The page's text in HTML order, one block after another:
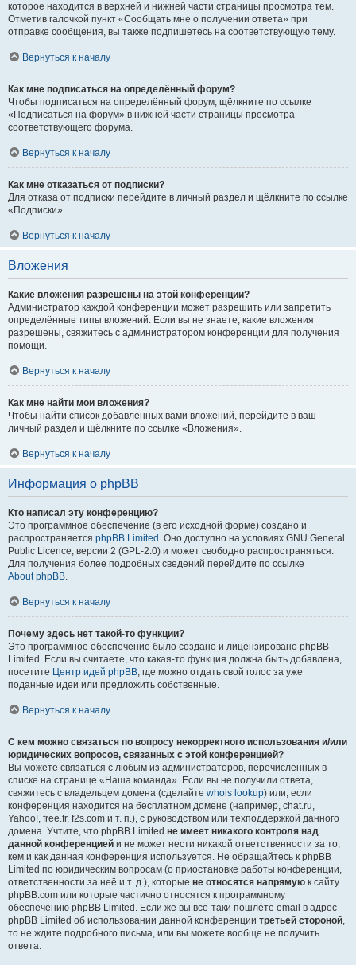
которое находится в верхней и нижней части страницы просмотра тем.
Отметив галочкой пункт «Сообщать мне о получении ответа» при
отправке сообщения, вы также подпишетесь на соответствующую тему.
Вернуться к началу
Как мне подписаться на определённый форум?
Чтобы подписаться на определённый форум, щёлкните по ссылке
«Подписаться на форум» в нижней части страницы просмотра
соответствующего форума.
Вернуться к началу
Как мне отказаться от подписки?
Для отказа от подписки перейдите в личный раздел и щёлкните по ссылке
«Подписки».
Вернуться к началу
Вложения
Какие вложения разрешены на этой конференции?
Администратор каждой конференции может разрешить или запретить
определённые типы вложений. Если вы не знаете, какие вложения
разрешены, свяжитесь с администратором конференции для получения
помощи.
Вернуться к началу
Как мне найти мои вложения?
Чтобы найти список добавленных вами вложений, перейдите в ваш
личный раздел и щёлкните по ссылке «Вложения».
Вернуться к началу
Информация о phpBB
Кто написал эту конференцию?
Это программное обеспечение (в его исходной форме) создано и
распространяется phpBB Limited . Оно доступно на условиях GNU General
Public Licence, версии 2 (GPL-2.0) и может свободно распространяться.
Для получения более подробных сведений перейдите по ссылке
About phpBB.
Вернуться к началу
Почему здесь нет такой-то функции?
Это программное обеспечение было создано и лицензировано phpBB
Limited. Если вы считаете, что какая-то функция должна быть добавлена,
посетите Центр идей phpBB, где можно отдать свой голос за уже
поданные идеи или предложить собственные.
Вернуться к началу
С кем можно связаться по вопросу некорректного использования и/или
юридических вопросов, связанных с этой конференцией?
Вы можете связаться с любым из администраторов, перечисленных в
списке на странице «Наша команда». Если вы не получили ответа,
свяжитесь с владельцем домена (сделайте whois lookup) или, если
конференция находится на бесплатном домене (например, chat.ru,
Yahoo!, free.fr, f2s.com и т. п.), с руководством или техподдержкой данного
домена. Учтите, что phpBB Limited не имеет никакого контроля над
данной конференцией и не может нести никакой ответственности за то,
кем и как данная конференция используется. Не обращайтесь к phpBB
Limited по юридическим вопросам (о приостановке работы конференции,
ответственности за неё и т. д.), которые не относятся напрямую к сайту
phpBB.com или которые частично относятся к программному
обеспечению phpBB Limited. Если же вы всё-таки пошлёте email в адрес
phpBB Limited об использовании данной конференции третьей стороной,
то не ждите подробного письма, или вы можете вообще не получить
ответа.